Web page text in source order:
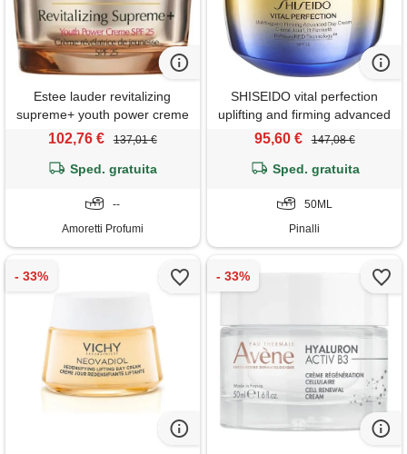
Estee lauder revitalizing
supreme+ youth power creme
spf 25 50 ml crema idratante
rassodante - spf 25
102,76 € 137,01 €
Sped. gratuita
--
Amoretti Profumi
SHISEIDO vital perfection
uplifting and firming advanced
day cream spf30 50ml -
95,60 € 147,08 €
Sped. gratuita
50ML
Pinalli